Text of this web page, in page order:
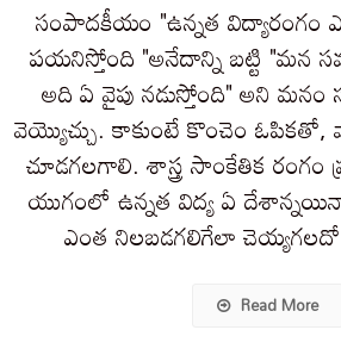
సంపాదకీయం "ఉన్నత విద్యారంగం
పయనిస్తోంది "అనేదాన్ని బట్టి "మన
అది ఏ వైపు నడుస్తోంది" అని
వెయ్యొచ్చు. కాకుంటే కొంచెం ఓపికతో,
చూడగలగాలి. శాస్త్ర సాంకేతిక రంగం
యుగంలో ఉన్నత విద్య ఏ
ఎంత నిలబడగలిగేలా
Read More